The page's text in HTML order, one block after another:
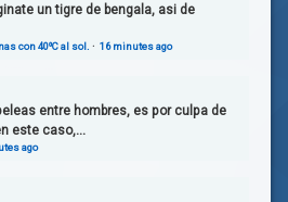
un tigre de bengala, asi de
con 40ºC al sol. · 16 minutes ago
entre hombres, es por culpa de
este caso,...
ago